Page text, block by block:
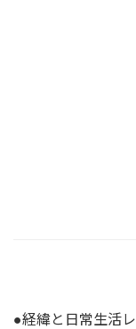
●経緯と日常生活